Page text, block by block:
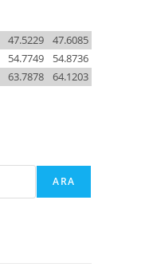
47.6085
47.5229
54.8736
54.7749
64.1203
63.7878
ARA